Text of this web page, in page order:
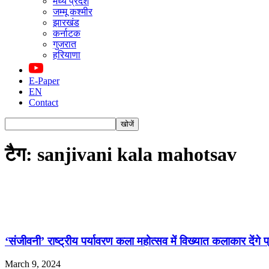
जम्मू कश्मीर
झारखंड
कर्नाटक
गुजरात
हरियाणा
E-Paper
EN
Contact
टैग: sanjivani kala mahotsav
‘संजीवनी’ राष्ट्रीय पर्यावरण कला महोत्सव में विख्यात कलाकार देंगे
March 9, 2024